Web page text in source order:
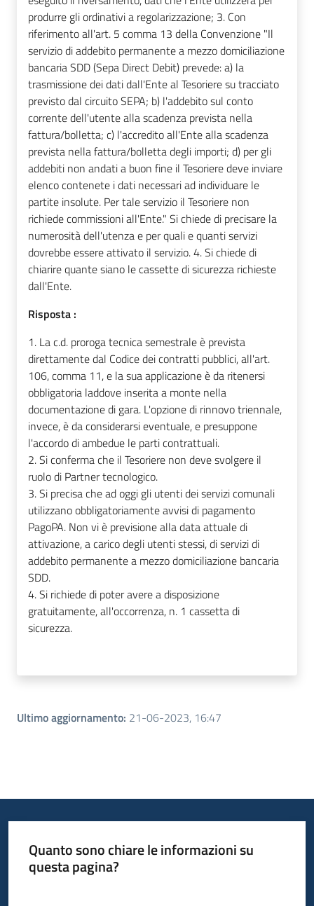
produrre gli ordinativi a regolarizzazione; 3. Con
riferimento all'art. 5 comma 13 della Convenzione "Il
servizio di addebito permanente a mezzo domiciliazione
bancaria SDD (Sepa Direct Debit) prevede: a) la
trasmissione dei dati dall'Ente al Tesoriere su tracciato
previsto dal circuito SEPA; b) l'addebito sul conto
corrente dell'utente alla scadenza prevista nella
fattura/bolletta; c) l'accredito all'Ente alla scadenza
prevista nella fattura/bolletta degli importi; d) per gli
addebiti non andati a buon fine il Tesoriere deve inviare
elenco contenete i dati necessari ad individuare le
partite insolute. Per tale servizio il Tesoriere non
richiede commissioni all'Ente." Si chiede di precisare la
numerosità dell'utenza e per quali e quanti servizi
dovrebbe essere attivato il servizio. 4. Si chiede di
chiarire quante siano le cassette di sicurezza richieste
dall'Ente.
Risposta :
1. La c.d. proroga tecnica semestrale è prevista
direttamente dal Codice dei contratti pubblici, all'art.
106, comma 11, e la sua applicazione è da ritenersi
obbligatoria laddove inserita a monte nella
documentazione di gara. L'opzione di rinnovo triennale,
invece, è da considerarsi eventuale, e presuppone
l'accordo di ambedue le parti contrattuali.
2. Si conferma che il Tesoriere non deve svolgere il
ruolo di Partner tecnologico.
3. Si precisa che ad oggi gli utenti dei servizi comunali
utilizzano obbligatoriamente avvisi di pagamento
PagoPA. Non vi è previsione alla data attuale di
attivazione, a carico degli utenti stessi, di servizi di
addebito permanente a mezzo domiciliazione bancaria
SDD.
4. Si richiede di poter avere a disposizione
gratuitamente, all'occorrenza, n. 1 cassetta di
sicurezza.
Ultimo aggiornamento: 21-06-2023, 16:47
Quanto sono chiare le informazioni su
questa pagina?